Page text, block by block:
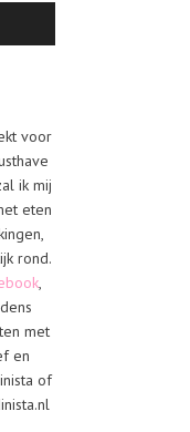
voor
ik mij
eten
rond.
,
met
en
of